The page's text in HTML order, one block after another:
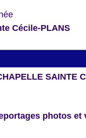
Cécile-PLANS
SAINTE
photos et